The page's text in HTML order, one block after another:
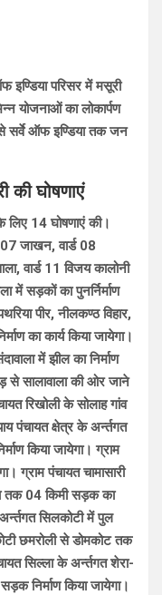
इण्डिया परिसर में मसूरी
योजनाओं का लोकार्पण
सर्वे ऑफ इण्डिया तक जन
की घोषणाएं
14 घोषणाएं की।
07 जाखन, वार्ड 08
वार्ड 11 विजय कालोनी
में सड़कों का पुनर्निर्माण
पीर, नीलकण्ठ विहार,
का कार्य किया जायेगा।
में झील का निर्माण
से सालावाला की ओर जाने
रिखोली के सोलाह गांव
पंचायत क्षेत्र के अर्न्तगत
किया जायेगा। ग्राम
ग्राम पंचायत चामासारी
तक 04 किमी सड़क का
सिलकोटी में पुल
छमरोली से डोमकोट तक
सिल्ला के अर्न्तगत शेरा-
निर्माण किया जायेगा।